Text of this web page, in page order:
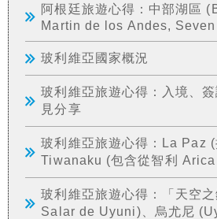
阿根廷旅遊心得：中部湖區
Martin de los Andes,
玻利維亞國家概況
玻利維亞旅遊心得：入境、
見分享
玻利維亞旅遊心得：La Paz (
Tiwanaku (包含從智利
玻利維亞旅遊心得：「天空
Salar de Uyuni)、烏尤尼